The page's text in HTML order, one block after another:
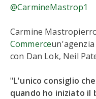
@CarmineMastrop1
Carmine
Commerce
con Dan Lok, Neil
"L'unico consiglio
quando ho iniziato il